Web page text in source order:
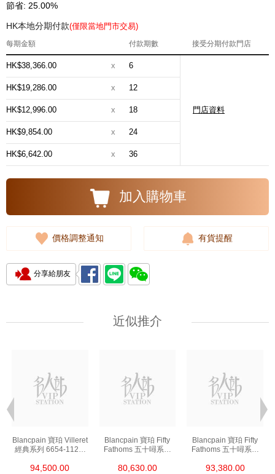
節省: 25.00%
HK本地分期付款(僅限當地門市交易)
每期金額 付款期數 接受分期付款門店
HK$38,366.00 x 6
門店資料
HK$19,286.00 x 12
HK$12,996.00 x 18
HK$9,854.00 x 24
HK$6,642.00 x 36
加入購物車
價格調整通知 有貨提醒
分享給朋友
近似推介
Blancpain 寶珀 Villeret
經典系列 6654-1127-
94,500.00
Blancpain 寶珀 Fifty
Fathoms 五十噚系列
80,630.00
Blancpain 寶珀 Fifty
Fathoms 五十噚系列
93,380.00